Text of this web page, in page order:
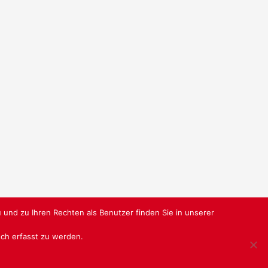
zu Ihren Rechten als Benutzer finden Sie in unserer
erfasst zu werden.